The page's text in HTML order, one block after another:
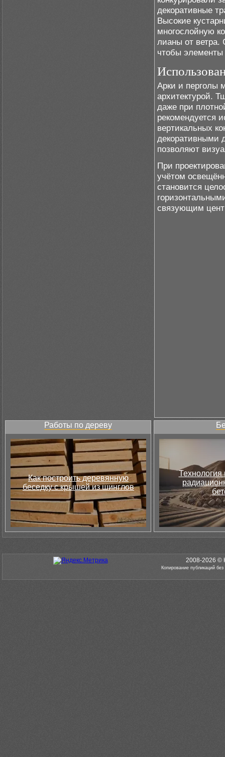
декоративные
Высокие
многослойную
лианы от ветра.
чтобы элементы
Арки и перголы
архитектурой.
даже при
рекомендуется
вертикальных
декоративными
позволяют
При
учётом
становится
связующим
Работы по дереву
Как построить деревянную
беседку с крышей из шинглов
Технология
2008-2026 ©
Копирование публикаций